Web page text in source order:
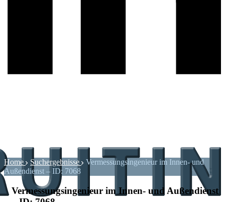
Home Suchergebnisse
Vermessungsingenieur im Innen- und
Außendienst – ID: 7068
Vermessungsingenieur im Innen- und Außendienst